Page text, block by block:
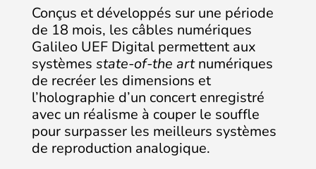
Conçus et développés sur une période
de 18 mois, les câbles numériques
Galileo UEF Digital permettent aux
systèmes state-of-the artnumériques
de recréer les dimensions et
l’holographie d’un concert enregistré
avec un réalisme à couper le souffle
pour surpasser les meilleurs systèmes
de reproduction analogique.